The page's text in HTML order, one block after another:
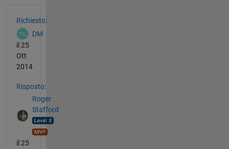
Richiesto:
DM
il 25
Ott
2014
Risposto:
Roger
Stafford
il 25